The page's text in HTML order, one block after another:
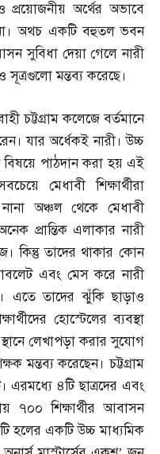
প্রয়োজনীয় অর্থের অভাবে
অথচ একটি বহুতল ভবন
সুবিধা দেয়া গেলে নারী
সূত্রগুলো মন্তব্য করেছে।
চট্টগ্রাম কলেজে বর্তমানে
যার অর্ধেকই নারী। উচ্চ
বিষয়ে পাঠদান করা হয় এই
মেধাবী শিক্ষার্থীরা
অঞ্চল থেকে মেধাবী
প্রান্তিক এলাকার নারী
কিন্তু তাদের থাকার কোন
এবং মেস করে নারী
এতে তাদের ঝুঁকি ছাড়াও
হোস্টেলের ব্যবস্থা
লেখাপড়া করার সুযোগ
মন্তব্য করেছেন। চট্টগ্রাম
এরমধ্যে ৪টি ছাত্রদের এবং
৭০০ শিক্ষার্থীর আবাসন
হলের একটি উচ্চ মাধ্যমিক